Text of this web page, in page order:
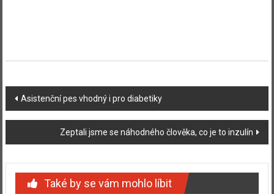
Navigace
příspěvku
Asistenční pes vhodný i pro diabetiky
Zeptali jsme se náhodného člověka, co je to inzulín
Také by se vám mohlo líbit